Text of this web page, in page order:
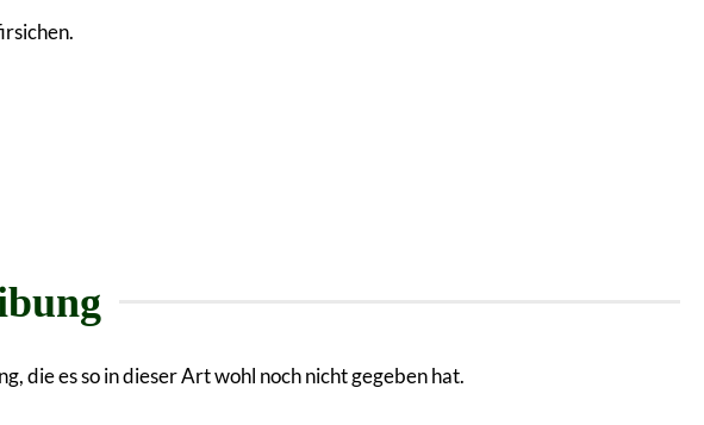
die es so in dieser Art wohl noch nicht gegeben hat.